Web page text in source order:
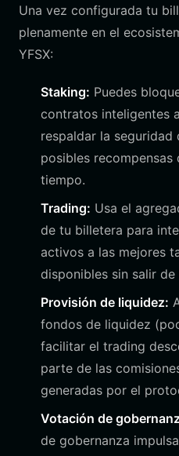
Una vez configurada tu
plenamente en el
YFSX:
Staking: Puedes
contratos inteligentes
respaldar la
posibles
tiempo.
Trading: Usa el
de tu billetera para
activos a las mejores
disponibles sin salir
Provisión de liquidez:
fondos de liquidez
facilitar el trading
parte de las
generadas por el
Votación de
de gobernanza